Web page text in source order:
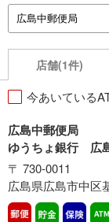
店舗(1件)
今あいている
広島中郵便局
ゆうちょ銀行 広
〒 730-0011
広島県広島市中区
郵便 貯金 保険